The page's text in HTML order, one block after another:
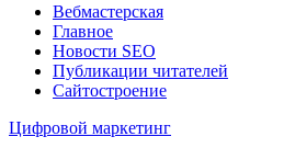
Вебмастерская
Главное
Новости SEO
Публикации читателей
Сайтостроение
Цифровой маркетинг